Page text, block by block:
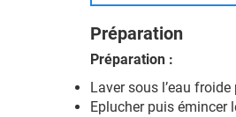
Préparation
Préparation :
Laver sous l’eau
Eplucher puis émincer